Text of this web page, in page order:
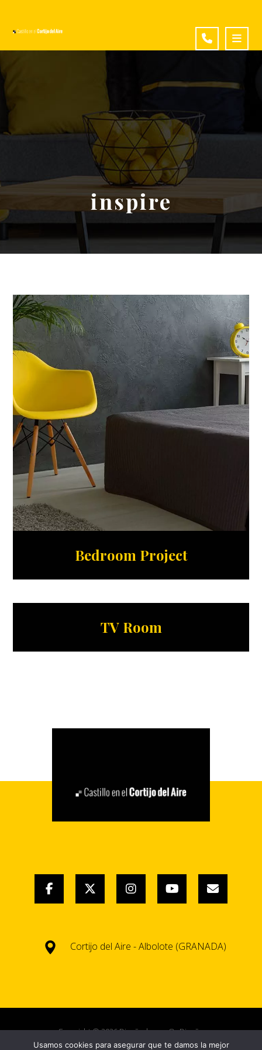
inspire
Bedroom Project
TV Room
Cortijo del Aire - Albolote (GRANADA)
Copyright © 2026 Diseñado porOnDiseño
Usamos cookies para asegurar que te damos la mejor